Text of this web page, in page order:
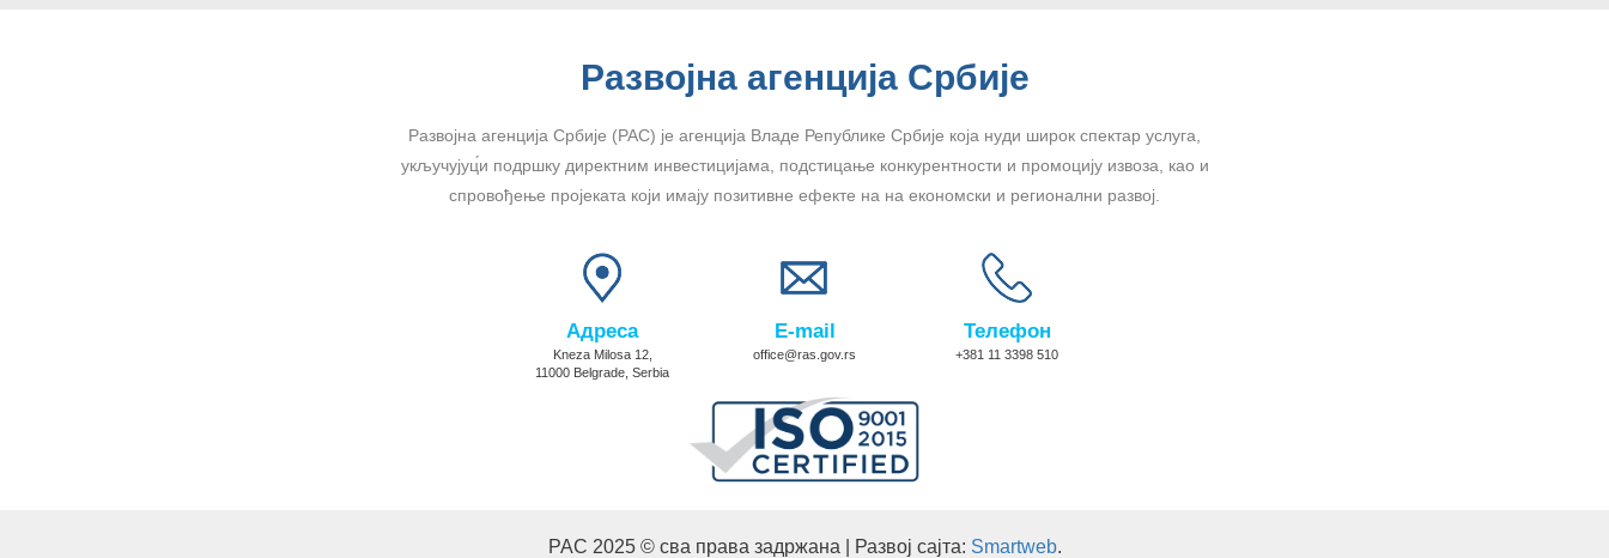
Развојна агенција Србије
Развојна агенција Србије (РАС) је агенција Владе Републике Србије која нуди широк спектар услуга,
укључујуц́и подршку директним инвестицијама, подстицање конкурентности и промоцију извоза, као и
спровођење пројеката који имају позитивне ефекте на на економски и регионални развој.
Адреса
Kneza Milosa 12,
11000 Belgrade, Serbia
E-mail
office@ras.gov.rs
Телефон
+381 11 3398 510
РАС 2025 © сва права задржана | Развој сајта: Smartweb.